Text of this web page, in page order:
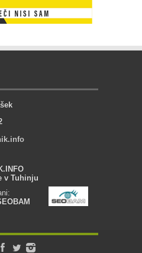
v Tuhinju